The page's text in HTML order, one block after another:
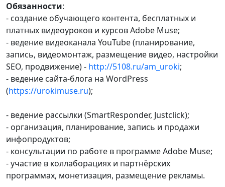
Обязанности:
- создание обучающего контента, бесплатных и
платных видеоуроков и курсов Adobe Muse;
- ведение видеоканала YouTube (планирование,
запись, видеомонтаж, размещение видео, настройки
SEO, продвижение) - http://5108.ru/am_uroki;
- ведение сайта-блога на WordPress
(https://urokimuse.ru);
- ведение рассылки (SmartResponder, Justclick);
- организация, планирование, запись и продажи
инфопродуктов;
- консультации по работе в программе Adobe Muse;
- участие в коллаборациях и партнёрских
программах, монетизация, размещение рекламы.